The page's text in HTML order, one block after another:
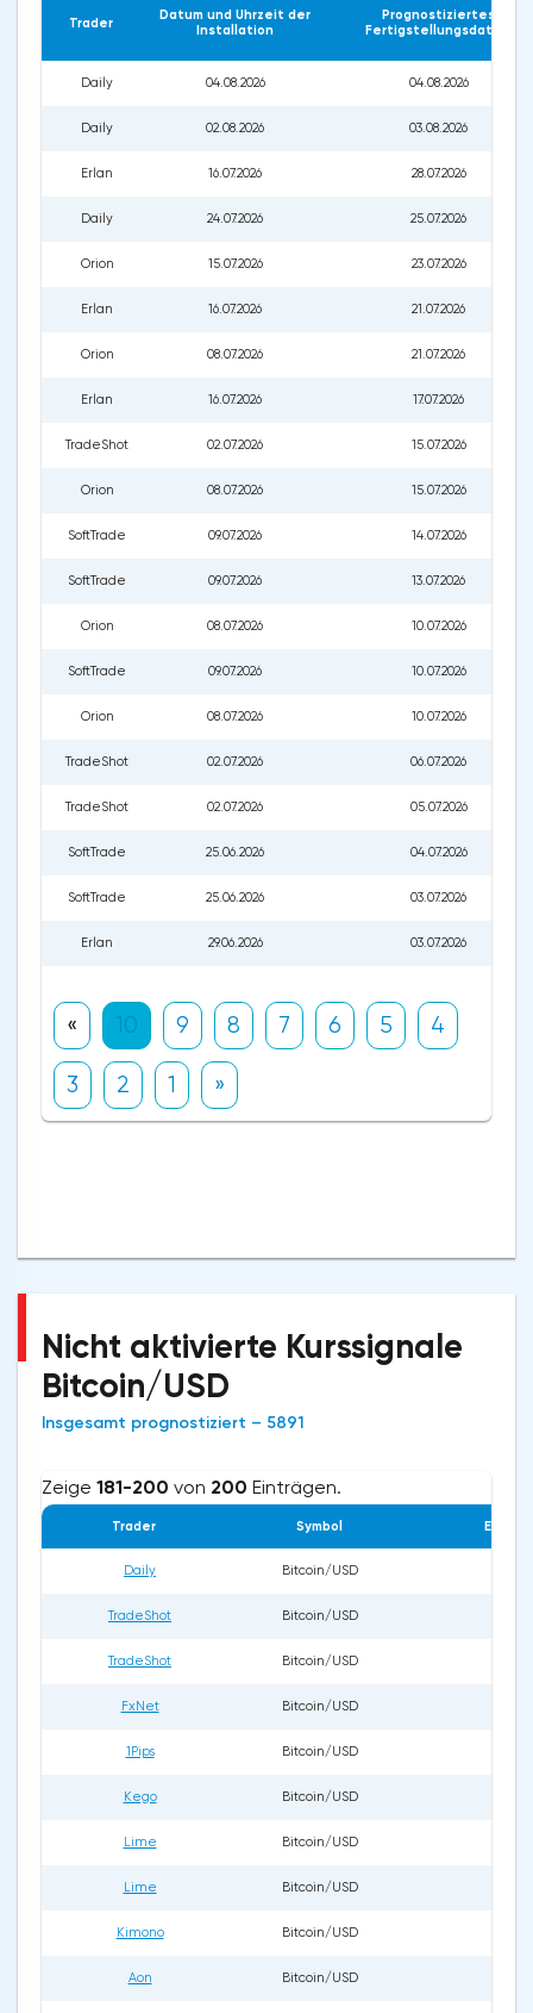
Trader
Datum und Uhrzeit der
Installation
Prognostiziertes
Fertigstellungsdatum
Daily 04.08.2026 04.08.2026
Daily 02.08.2026 03.08.2026
Erlan 16.07.2026 28.07.2026
Daily 24.07.2026 25.07.2026
Orion 15.07.2026 23.07.2026
Erlan 16.07.2026 21.07.2026
Orion 08.07.2026 21.07.2026
Erlan 16.07.2026 17.07.2026
TradeShot 02.07.2026 15.07.2026
Orion 08.07.2026 15.07.2026
SoftTrade 09.07.2026 14.07.2026
SoftTrade 09.07.2026 13.07.2026
Orion 08.07.2026 10.07.2026
SoftTrade 09.07.2026 10.07.2026
Orion 08.07.2026 10.07.2026
TradeShot 02.07.2026 06.07.2026
TradeShot 02.07.2026 05.07.2026
SoftTrade 25.06.2026 04.07.2026
SoftTrade 25.06.2026 03.07.2026
Erlan 29.06.2026 03.07.2026
« 10 9 8 7 6 5 4
3 2 1 »
Nicht aktivierte Kurssignale
Bitcoin/USD
Insgesamt prognostiziert – 5891
Zeige 181-200 von 200 Einträgen.
Trader Symbol
Daily Bitcoin/USD
TradeShot Bitcoin/USD
TradeShot Bitcoin/USD
FxNet Bitcoin/USD
1Pips Bitcoin/USD
Kego Bitcoin/USD
Lime Bitcoin/USD
Lime Bitcoin/USD
Kimono Bitcoin/USD
Aon Bitcoin/USD